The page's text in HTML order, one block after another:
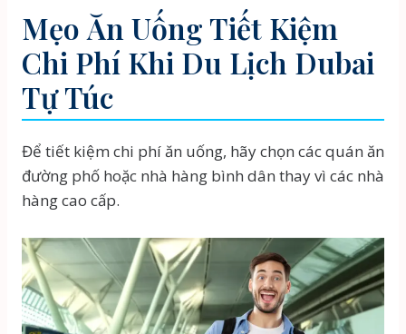
Mẹo Ăn Uống Tiết Kiệm
Chi Phí Khi Du Lịch Dubai
Tự Túc
Để tiết kiệm chi phí ăn uống, hãy chọn các quán ăn
đường phố hoặc nhà hàng bình dân thay vì các nhà
hàng cao cấp.